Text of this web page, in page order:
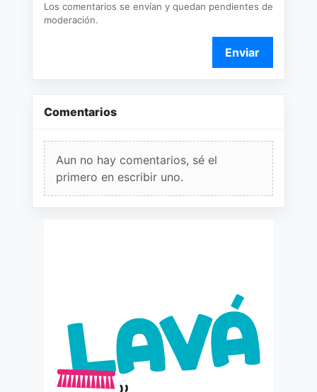
Los comentarios se envían y quedan pendientes de
moderación.
Enviar
Comentarios
Aun no hay comentarios, sé el
primero en escribir uno.